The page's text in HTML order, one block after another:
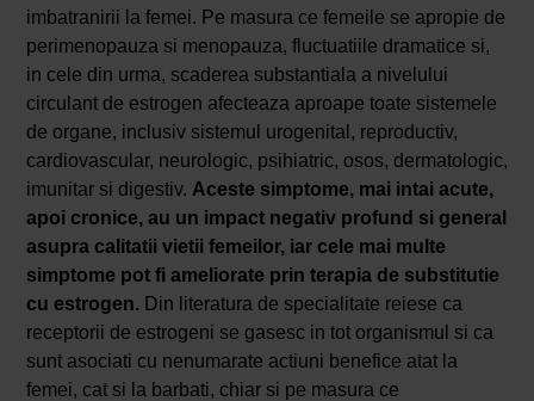
imbatranirii la femei. Pe masura ce femeile se apropie de
perimenopauza si menopauza, fluctuatiile dramatice si,
in cele din urma, scaderea substantiala a nivelului
circulant de estrogen afecteaza aproape toate sistemele
de organe, inclusiv sistemul urogenital, reproductiv,
cardiovascular, neurologic, psihiatric, osos, dermatologic,
imunitar si digestiv. Aceste simptome, mai intai acute,
apoi cronice, au un impact negativ profund si general
asupra calitatii vietii femeilor, iar cele mai multe
simptome pot fi ameliorate prin terapia de substitutie
cu estrogen. Din literatura de specialitate reiese ca
receptorii de estrogeni se gasesc in tot organismul si ca
sunt asociati cu nenumarate actiuni benefice atat la
femei, cat si la barbati, chiar si pe masura ce